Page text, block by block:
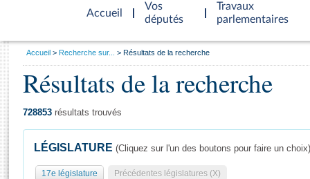
Accueil
d'accueil
Vos
députés
Travaux
parlementaires
Général
Vous
Accueil Recherche sur... Résultats de la recherche
Résultats de la recherche
728853 résultats trouvés
LÉGISLATURE (Cliquez sur l'un des boutons pour faire un choix)
17e législature Précédentes législatures (X)